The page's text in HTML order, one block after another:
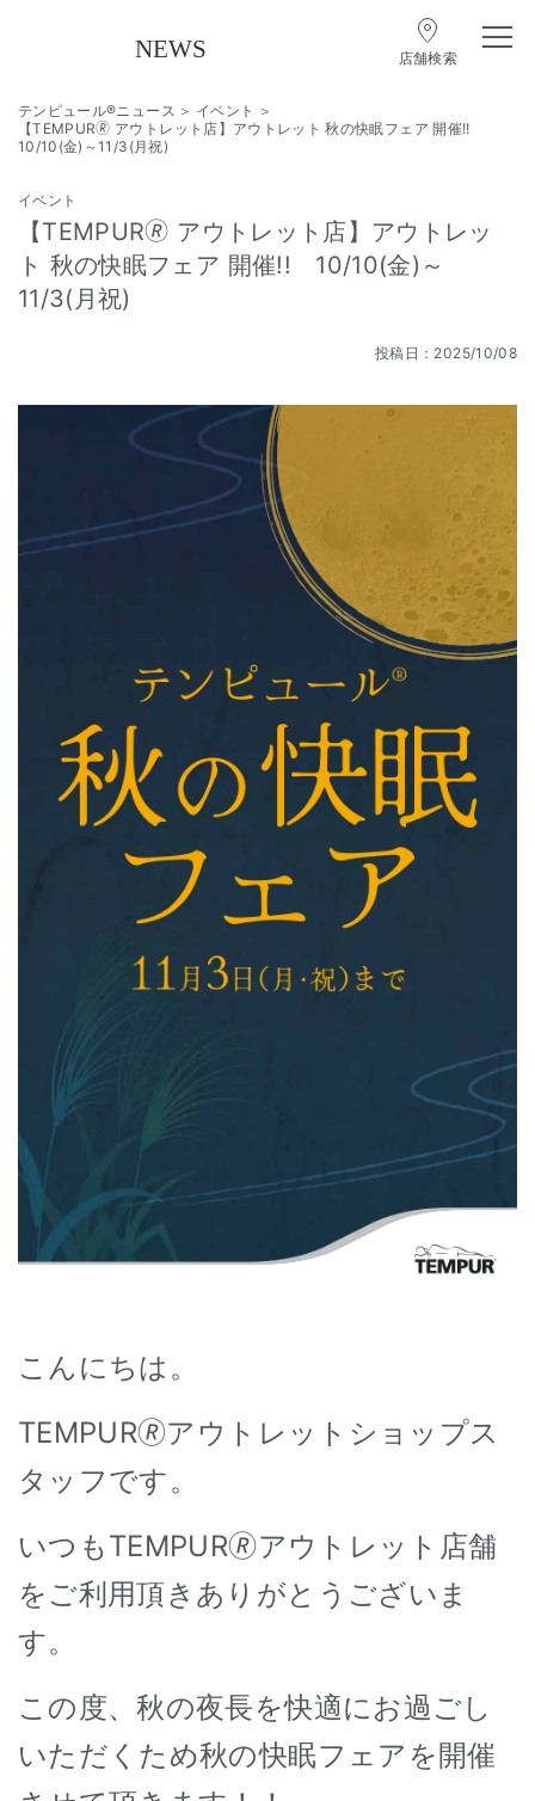
店舗検索
テンピュール®ニュース
イベント
【TEMPUR🄬 アウトレット店】アウトレット 秋の快眠フェア 開催!!
10/10(金)～11/3(月祝)
イベント
【TEMPUR🄬 アウトレット店】アウトレッ
ト 秋の快眠フェア 開催!! 10/10(金)～
11/3(月祝)
投稿日：2025/10/08
こんにちは。
TEMPUR🄬アウトレットショップス
タッフです。
いつもTEMPUR🄬アウトレット店舗
をご利用頂きありがとうございま
す。
この度、秋の夜長を快適にお過ごし
いただくため秋の快眠フェアを開催